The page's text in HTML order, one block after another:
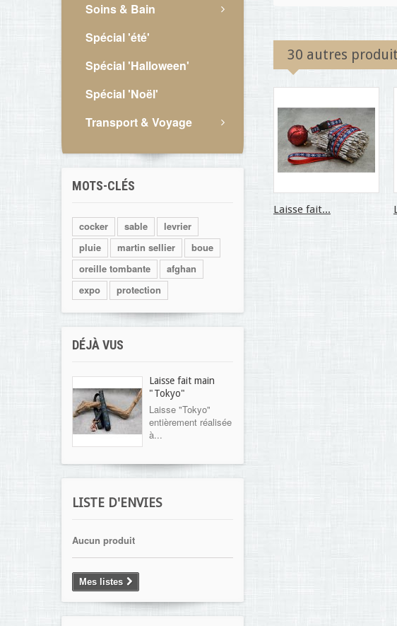
Soins & Bain
Spécial 'été'
Spécial 'Halloween'
Spécial 'Noël'
Transport & Voyage
MOTS-CLÉS
cocker sable
levrier
pluie
martin sellier
boue
oreille tombante
afghan
expo
protection
DÉJÀ VUS
Laisse fait main
"Tokyo"
Laisse "Tokyo"
entièrement réalisée
à...
LISTE D'ENVIES
Aucun produit
Mes listes
30 autres
Laisse fait...